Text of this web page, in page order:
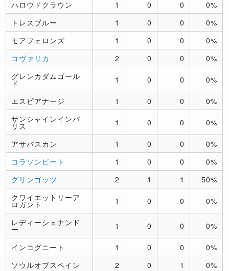
ハロウドクラウン
1 0 0
0%
トレスブルー
1 0 0
0%
モアフェロンズ
1 0 0
0%
コヴァリカ
2 0 0
0%
グレンカダムゴール
ド 1 0 0 0%
エスピアナージ 1 0 0
0%
サンシャインインパ
リス 1 0 0 0%
アサバスカン 1 0 0
0%
コラソンビート
1 0 0
0%
グリンゴッツ
2 1 1
50%
クワイエットリーア
ロガント 1 0 0 0%
レディーシェナンド
ー 1 0 0 0%
インコグニート 1 0 0
0%
ソウルオブスペイン
2 0 1
0%